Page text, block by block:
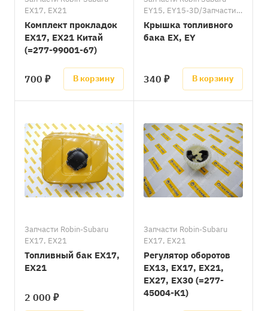
EX17, EX21
Комплект прокладок
EX17, EX21 Китай
(=277-99001-67)
700 ₽ В корзину
EY15, EY15-3D/Запчасти
Robin Subaru EY20, EY20-
3D/Запчасти Robin-Subaru
EX13/Запчасти Robin-
Запчасти Robin-Subaru
EX27/Запчасти Robin
Subaru EX35, EX40
Крышка топливного
бака EX, EY
340 ₽ В корзину
Запчасти Robin-Subaru
EX17, EX21
Топливный бак EX17,
EX21
2 000 ₽
Запчасти Robin-Subaru
EX17, EX21
Регулятор оборотов
EX13, EX17, EX21,
EX27, EX30 (=277-
45004-K1)